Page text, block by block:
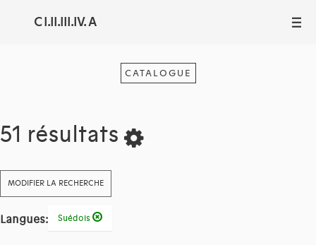
C I.II.III.IV. A III
CATALOGUE
51 résultats
MODIFIER LA RECHERCHE
Langues: Suédois